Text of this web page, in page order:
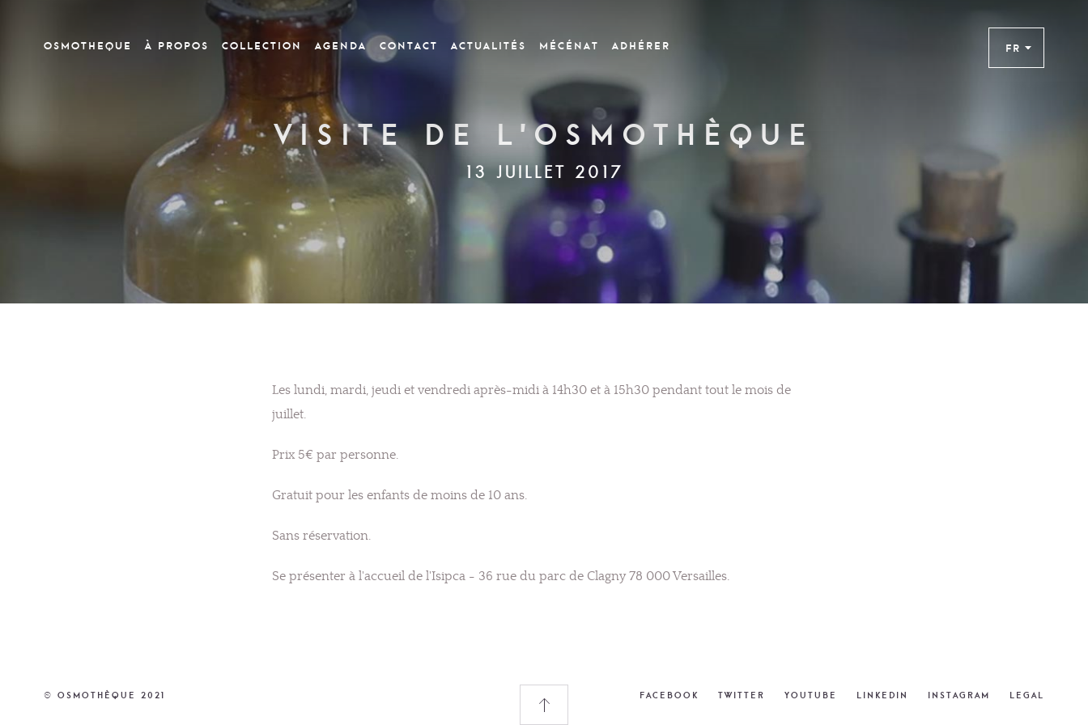
OSMOTHEQUE À PROPOS COLLECTION Agenda CONTACT Actualités Mécénat Adhérer FR
Visite de l’Osmothèque
13 JUILLET 2017
Les lundi, mardi, jeudi et vendredi après-midi à 14h30 et à 15h30 pendant tout le mois de
juillet.
Prix 5€ par personne.
Gratuit pour les enfants de moins de 10 ans.
Sans réservation.
Se présenter à l'accueil de l'Isipca - 36 rue du parc de Clagny 78 000 Versailles.
FACEBOOK TWITTER YOUTUBE LINKEDIN INSTAGRAM LEGAL
© Osmothèque 2021